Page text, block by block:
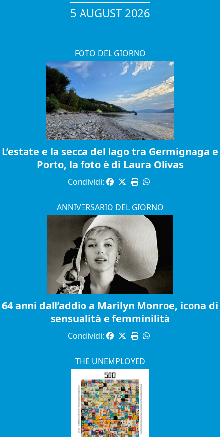
5 AUGUST 2026
FOTO DEL GIORNO
L’estate e la secca del lago tra Germignaga e
Porto, la foto è di Laura Olivas
Condividi:
ANNIVERSARIO DEL GIORNO
64 anni dall’addio a Marilyn Monroe, icona di
sensualità e femminilità
Condividi:
THE UNEMPLOYED